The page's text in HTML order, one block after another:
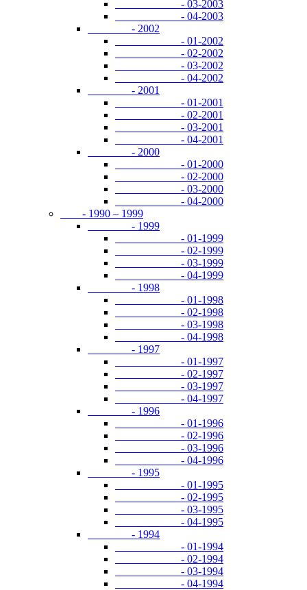
- 03-2003
- 04-2003
- 2002
- 01-2002
- 02-2002
- 03-2002
- 04-2002
- 2001
- 01-2001
- 02-2001
- 03-2001
- 04-2001
- 2000
- 01-2000
- 02-2000
- 03-2000
- 04-2000
- 1990 – 1999
- 1999
- 01-1999
- 02-1999
- 03-1999
- 04-1999
- 1998
- 01-1998
- 02-1998
- 03-1998
- 04-1998
- 1997
- 01-1997
- 02-1997
- 03-1997
- 04-1997
- 1996
- 01-1996
- 02-1996
- 03-1996
- 04-1996
- 1995
- 01-1995
- 02-1995
- 03-1995
- 04-1995
- 1994
- 01-1994
- 02-1994
- 03-1994
- 04-1994